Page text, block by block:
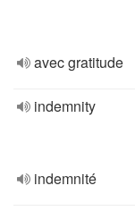
avec gratitude
indemnity
indemnité